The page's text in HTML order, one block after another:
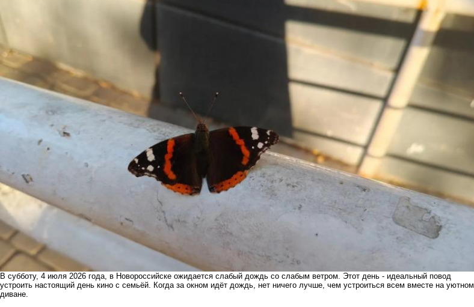
В субботу, 4 июля 2026 года, в Новороссийске ожидается слабый дождь со слабым ветром. Этот день - идеальный повод
устроить настоящий день кино с семьёй. Когда за окном идёт дождь, нет ничего лучше, чем устроиться всем вместе на уютном
диване.